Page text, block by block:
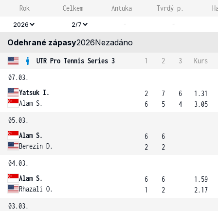
Rok Celkem Antuka Tvrdý p.
2026 2/7 - -
Odehrané zápasy2026Nezadáno
UTR Pro Tennis Series 3 1 2 3
Kurs
07.03.
Yatsuk I.
Alam S.
2
6
7
5
6
4
1.31
3.05
05.03.
Alam S.
Berezin D.
6
2
6
2
04.03.
Alam S.
Rhazali O.
6
1
6
2
1.59
2.17
03.03.